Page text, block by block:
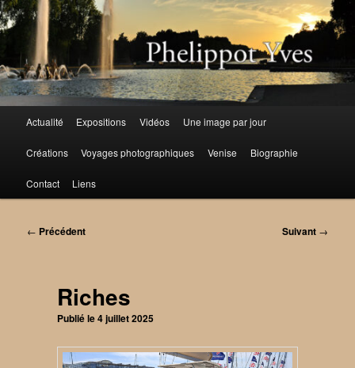
Aller
au
contenu
principal
Actualité Expositions Vidéos Une image par jour
Créations Voyages photographiques Venise Biographie
Contact Liens
Navigation
← Précédent Suivant →
Riches
Publié le4 juillet 2025